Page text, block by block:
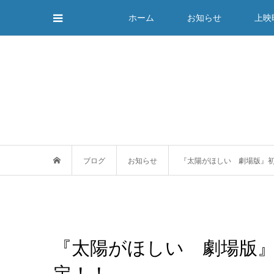
ホーム お知らせ 上映
ブログ お知らせ 『太陽がほしい 劇場版』
『太陽がほしい 劇場版